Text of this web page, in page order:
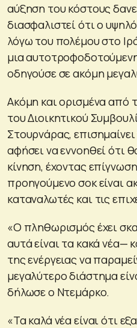
αύξηση του κόστους
διασφαλιστεί ότι ο
λόγω του πολέμου στο
μια
οδηγούσε σε ακόμη
Ακόμη και ορισμένα από
του Διοικητικού
Στουρνάρας,
αφήσει να εννοηθεί ότι
κίνηση, έχοντας
προηγούμενο σοκ είναι
καταναλωτές και τις
«Ο πληθωρισμός έχει
αυτά είναι τα κακά νέα—
της ενέργειας να
μεγαλύτερο διάστημα
δήλωσε ο Ντεμάρκο.
«Τα καλά νέα είναι ότι